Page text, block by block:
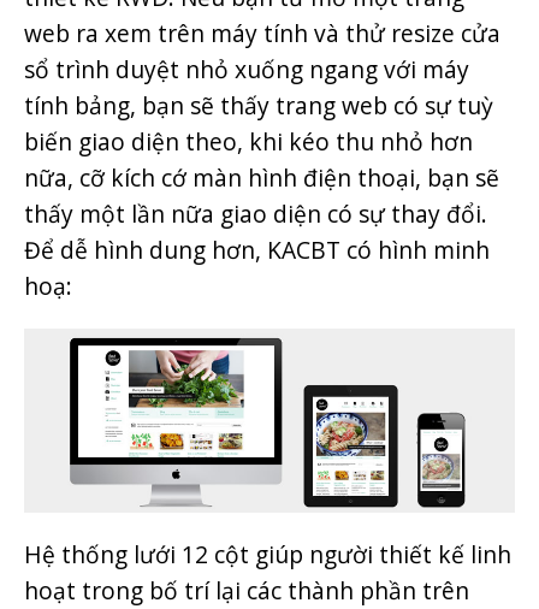
web ra xem trên máy tính và thử resize cửa
sổ trình duyệt nhỏ xuống ngang với máy
tính bảng, bạn sẽ thấy trang web có sự tuỳ
biến giao diện theo, khi kéo thu nhỏ hơn
nữa, cỡ kích cớ màn hình điện thoại, bạn sẽ
thấy một lần nữa giao diện có sự thay đổi.
Để dễ hình dung hơn, KACBT có hình minh
hoạ:
Hệ thống lưới 12 cột giúp người thiết kế linh
hoạt trong bố trí lại các thành phần trên